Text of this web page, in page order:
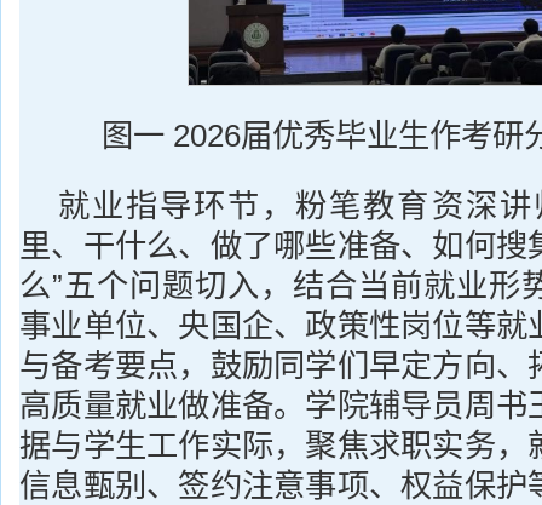
图一 2026届优秀毕业生作考研
就业指导环节，粉笔教育资深讲
里、干什么、做了哪些准备、如何搜
么”五个问题切入，结合当前就业形
事业单位、央国企、政策性岗位等就
与备考要点，鼓励同学们早定方向、
高质量就业做准备。学院辅导员周书
据与学生工作实际，聚焦求职实务，
信息甄别、签约注意事项、权益保护